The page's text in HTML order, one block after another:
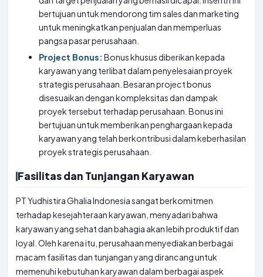
bertujuan untuk mendorong tim sales dan marketing
untuk meningkatkan penjualan dan memperluas
pangsa pasar perusahaan.
Project Bonus: Bonus khusus diberikan kepada
karyawan yang terlibat dalam penyelesaian proyek
strategis perusahaan. Besaran project bonus
disesuaikan dengan kompleksitas dan dampak
proyek tersebut terhadap perusahaan. Bonus ini
bertujuan untuk memberikan penghargaan kepada
karyawan yang telah berkontribusi dalam keberhasilan
proyek strategis perusahaan.
Fasilitas dan Tunjangan Karyawan
PT Yudhistira Ghalia Indonesia sangat berkomitmen
terhadap kesejahteraan karyawan, menyadari bahwa
karyawan yang sehat dan bahagia akan lebih produktif dan
loyal. Oleh karena itu, perusahaan menyediakan berbagai
macam fasilitas dan tunjangan yang dirancang untuk
memenuhi kebutuhan karyawan dalam berbagai aspek